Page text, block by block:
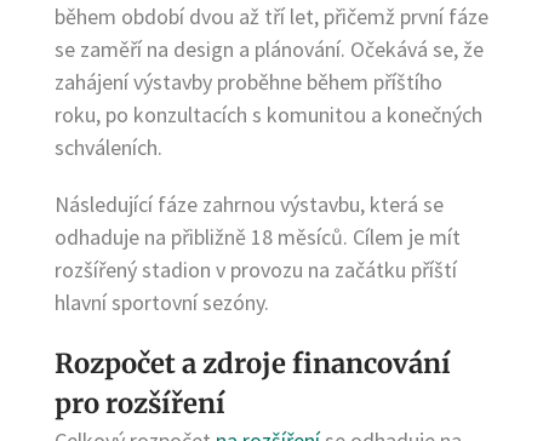
během období dvou až tří let, přičemž první fáze
se zaměří na design a plánování. Očekává se, že
zahájení výstavby proběhne během příštího
roku, po konzultacích s komunitou a konečných
schváleních.
Následující fáze zahrnou výstavbu, která se
odhaduje na přibližně 18 měsíců. Cílem je mít
rozšířený stadion v provozu na začátku příští
hlavní sportovní sezóny.
Rozpočet a zdroje financování
pro rozšíření